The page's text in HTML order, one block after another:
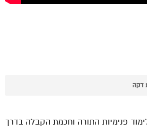
1 דקה
פנימיות התורה וחכמת הקבלה בדרך